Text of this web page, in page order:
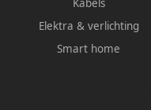
Kabels
Elektra & verlichting
Smart home